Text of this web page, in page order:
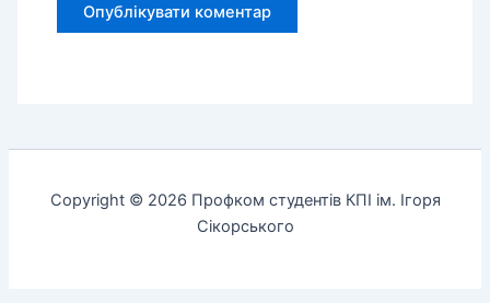
Copyright © 2026 Профком студентів КПІ ім. Ігоря
Сікорського